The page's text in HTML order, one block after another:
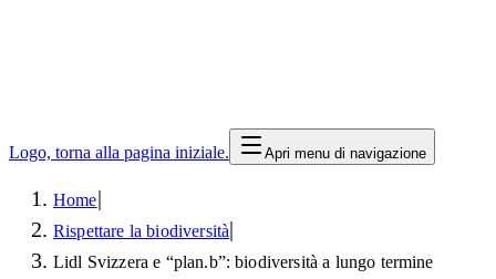
Logo, torna alla pagina iniziale. Apri menu di navigazione
Home|
Rispettare la biodiversità|
Lidl Svizzera e “plan.b”: biodiversità a lungo termine